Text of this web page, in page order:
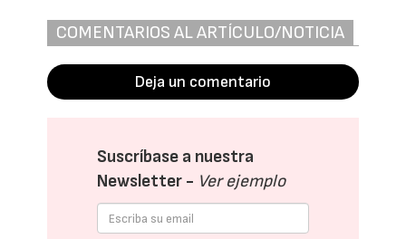
COMENTARIOS AL ARTÍCULO/NOTICIA
Deja un comentario
Suscríbase a nuestra
Newsletter - Ver ejemplo